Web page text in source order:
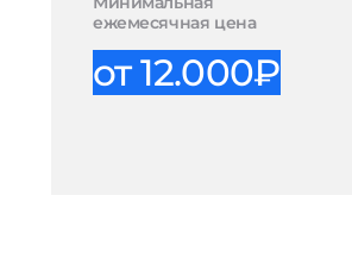
ежемесячная цена
от 12.000₽